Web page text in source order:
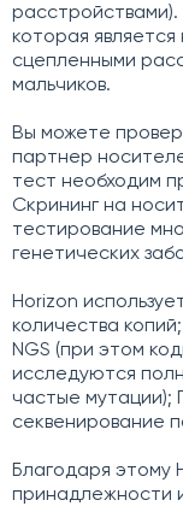
которая
сцепленными
мальчиков.
Вы можете
партнер
тест необходим
Скрининг на
тестирование
генетических
Horizon
количества
NGS (при этом
исследуются
частые мутации);
секвенирование
Благодаря этому
принадлежности